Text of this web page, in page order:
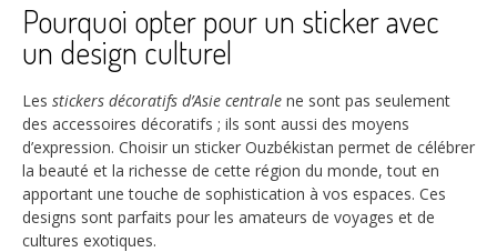
Pourquoi opter pour un sticker avec
un design culturel
Les stickers décoratifs d’Asie centrale ne sont pas seulement
des accessoires décoratifs ; ils sont aussi des moyens
d’expression. Choisir un sticker Ouzbékistan permet de célébrer
la beauté et la richesse de cette région du monde, tout en
apportant une touche de sophistication à vos espaces. Ces
designs sont parfaits pour les amateurs de voyages et de
cultures exotiques.